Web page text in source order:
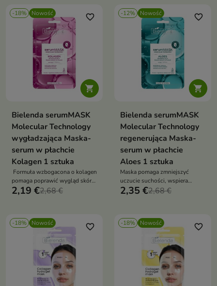
-18% Nowość

favorite_border
Bielenda serumMASK
Molecular Technology
wygładzająca Maska-
serum w płachcie
Kolagen 1 sztuka
Formuła wzbogacona o kolagen
pomaga poprawić wygląd skóry,
wspiera jej sprężystość oraz
2,19 €2,68 €
-12% Nowość

favorite_border
Bielenda serumMASK
Molecular Technology
regenerująca Maska-
serum w płachcie
Aloes 1 sztuka
Maska pomaga zmniejszyć
uczucie suchości, wspiera
odbudowę skóry oraz zapewnia
2,35 €2,68 €
-18% Nowość favorite_border -18% Nowość favorite_border